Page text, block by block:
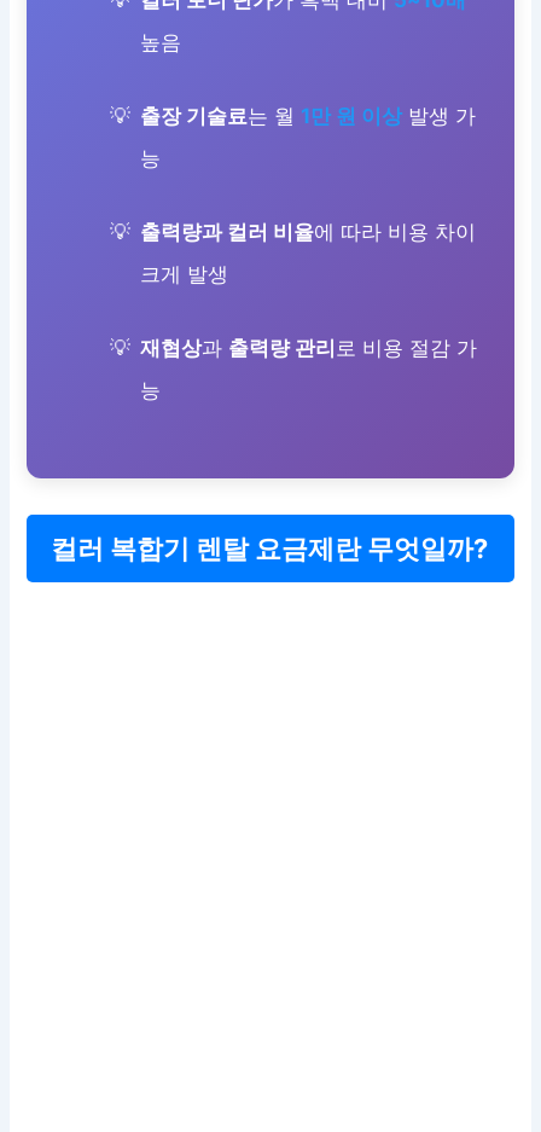
높음
출장 기술료는 월 1만 원 이상 발생 가
능
출력량과 컬러 비율에 따라 비용 차이
크게 발생
재협상과 출력량 관리 로 비용 절감 가
능
컬러 복합기 렌탈 요금제란 무엇일까?